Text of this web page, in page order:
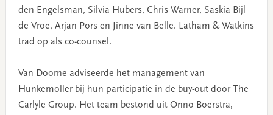
den Engelsman, Silvia Hubers, Chris Warner, Saskia Bijl
de Vroe, Arjan Pors en Jinne van Belle. Latham & Watkins
trad op als co-counsel.
Van Doorne adviseerde het management van
Hunkemöller bij hun participatie in de buy-out door The
Carlyle Group. Het team bestond uit Onno Boerstra,